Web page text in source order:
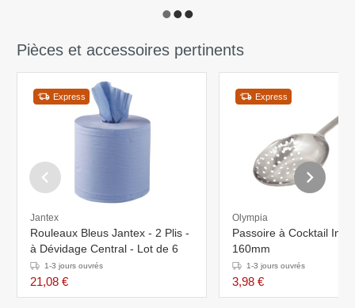
Pièces et accessoires pertinents
Express
Jantex
Rouleaux Bleus Jantex - 2 Plis -
à Dévidage Central - Lot de 6
1-3 jours ouvrés
21,08 €
Express
Olympia
Passoire à Cocktail Inox
160mm
1-3 jours ouvrés
3,98 €